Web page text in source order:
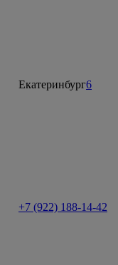
Екатеринбург6
+7 (922) 188-14-42